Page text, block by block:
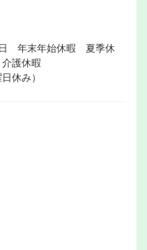
年末年始休暇 夏季休
護休暇
休み）